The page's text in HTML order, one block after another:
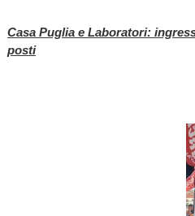
Casa Puglia e Laboratori:
posti